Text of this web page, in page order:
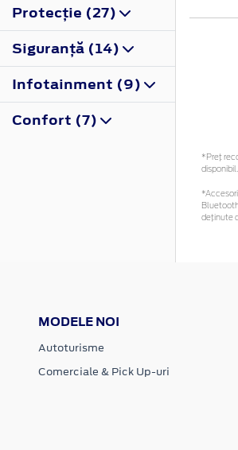
Protecţie (27)
Siguranţă (14)
Infotainment (9)
Confort (7)
*Preţ
disponibil.
deținute
MODELE NOI
Autoturisme
Comerciale & Pick Up-uri